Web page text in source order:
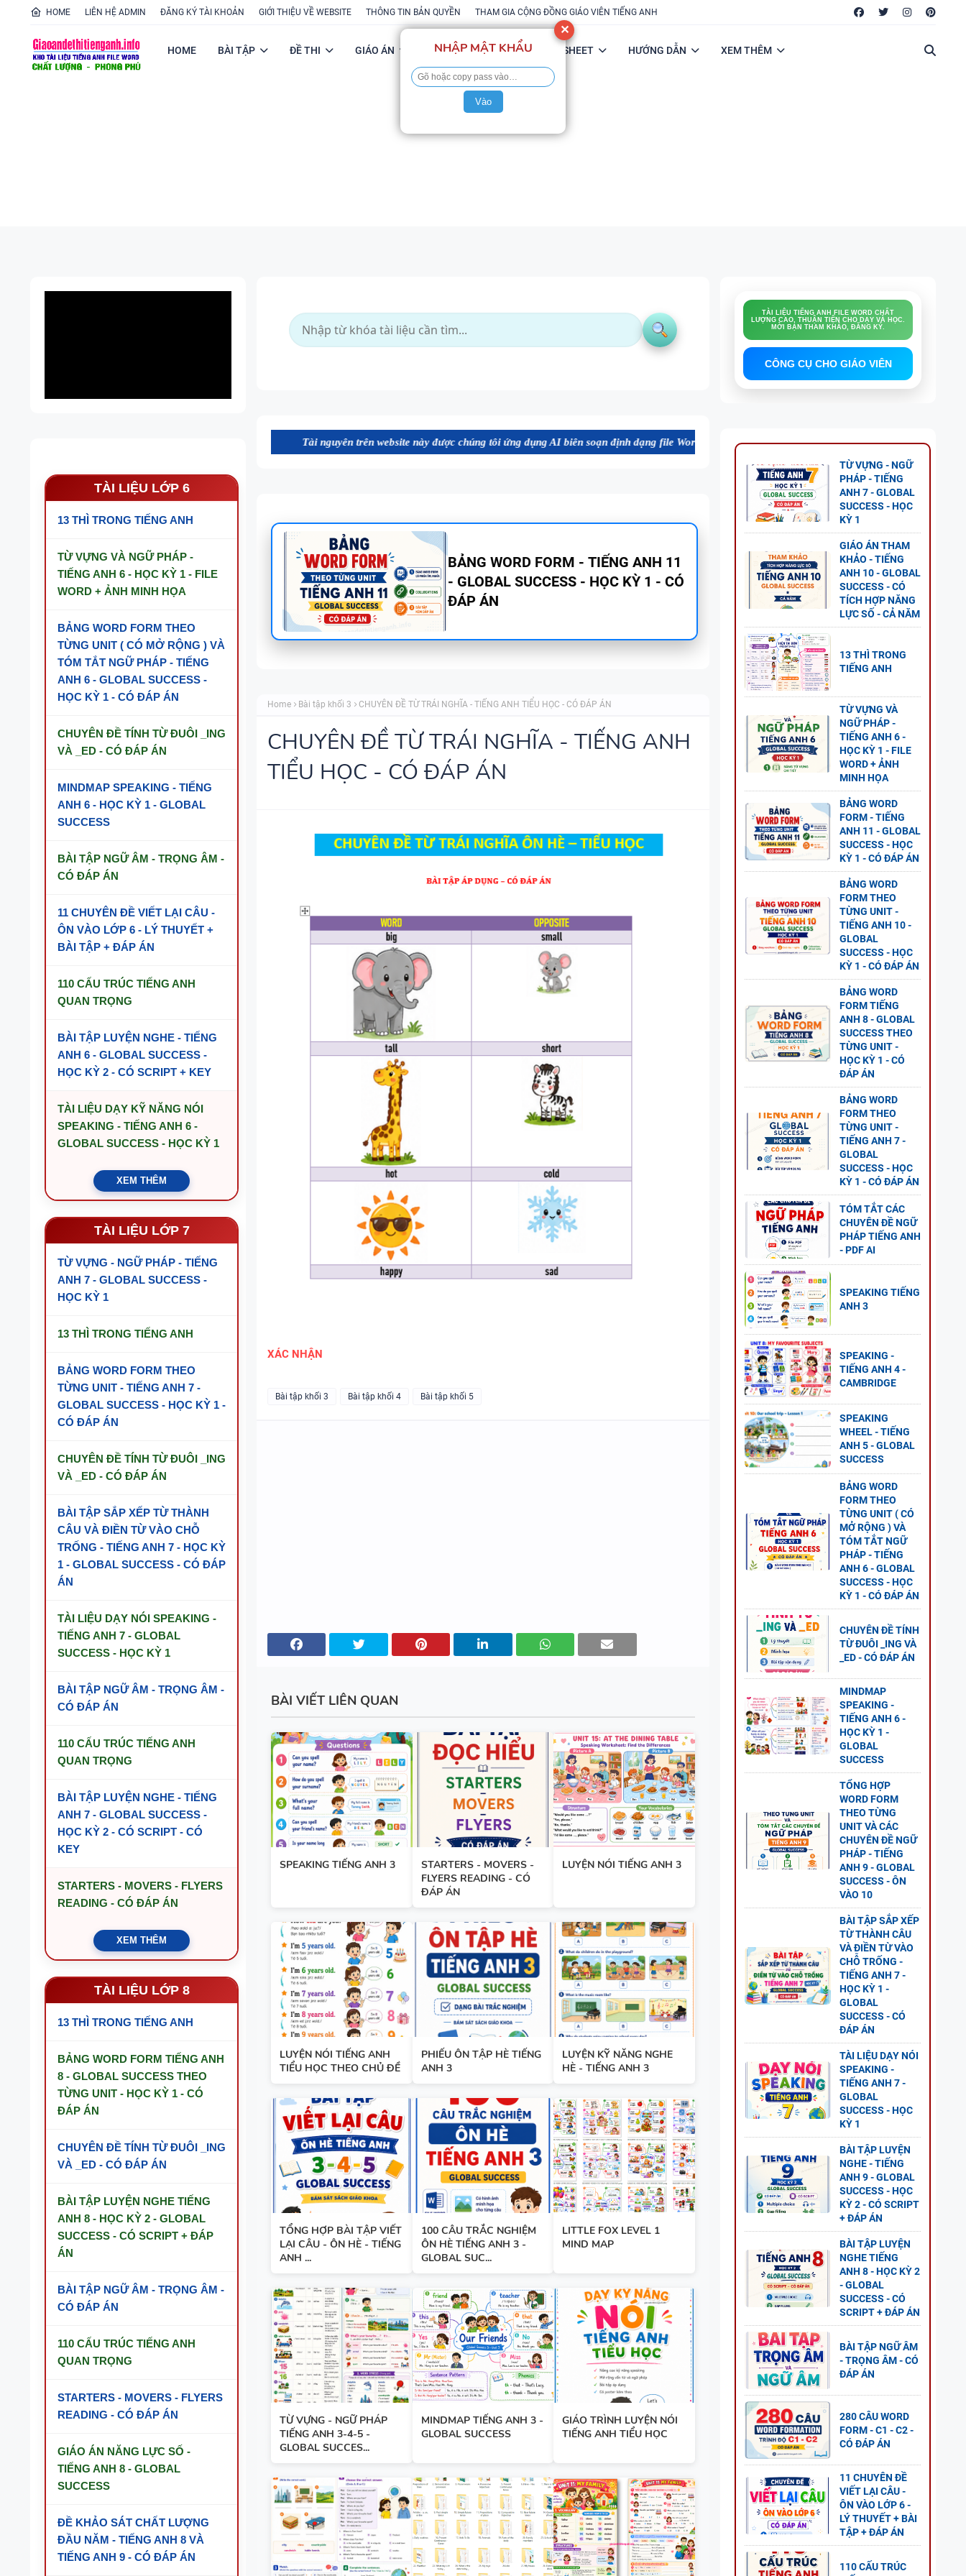
HOME LIÊN HỆ ADMIN ĐĂNG KÝ TÀI KHOẢN GIỚI THIỆU VỀ WEBSITE THÔNG TIN BẢN QUYỀN THAM GIA CỘNG ĐỒNG GIÁO VIÊN TIẾNG ANH
HOME BÀI TẬP ĐỀ THI GIÁO ÁN POWERPOINT FLASH-SHEET HƯỚNG DẪN XEM THÊM
TÀI LIỆU LỚP 6
13 THÌ TRONG TIẾNG ANH
TỪ VỰNG VÀ NGỮ PHÁP -
TIẾNG ANH 6 - HỌC KỲ 1 - FILE
WORD + ẢNH MINH HỌA
BẢNG WORD FORM THEO
TỪNG UNIT ( CÓ MỞ RỘNG ) VÀ
TÓM TẮT NGỮ PHÁP - TIẾNG
ANH 6 - GLOBAL SUCCESS -
HỌC KỲ 1 - CÓ ĐÁP ÁN
CHUYÊN ĐỀ TÍNH TỪ ĐUÔI _ING
VÀ _ED - CÓ ĐÁP ÁN
MINDMAP SPEAKING - TIẾNG
ANH 6 - HỌC KỲ 1 - GLOBAL
SUCCESS
BÀI TẬP NGỮ ÂM - TRỌNG ÂM -
CÓ ĐÁP ÁN
11 CHUYÊN ĐỀ VIẾT LẠI CÂU -
ÔN VÀO LỚP 6 - LÝ THUYẾT +
BÀI TẬP + ĐÁP ÁN
110 CẤU TRÚC TIẾNG ANH
QUAN TRỌNG
BÀI TẬP LUYỆN NGHE - TIẾNG
ANH 6 - GLOBAL SUCCESS -
HỌC KỲ 2 - CÓ SCRIPT + KEY
TÀI LIỆU DẠY KỸ NĂNG NÓI
SPEAKING - TIẾNG ANH 6 -
GLOBAL SUCCESS - HỌC KỲ 1
XEM THÊM
TÀI LIỆU LỚP 7
TỪ VỰNG - NGỮ PHÁP - TIẾNG
ANH 7 - GLOBAL SUCCESS -
HỌC KỲ 1
13 THÌ TRONG TIẾNG ANH
BẢNG WORD FORM THEO
TỪNG UNIT - TIẾNG ANH 7 -
GLOBAL SUCCESS - HỌC KỲ 1 -
CÓ ĐÁP ÁN
CHUYÊN ĐỀ TÍNH TỪ ĐUÔI _ING
VÀ _ED - CÓ ĐÁP ÁN
BÀI TẬP SẮP XẾP TỪ THÀNH
CÂU VÀ ĐIỀN TỪ VÀO CHỖ
TRỐNG - TIẾNG ANH 7 - HỌC KỲ
1 - GLOBAL SUCCESS - CÓ ĐÁP
ÁN
TÀI LIỆU DẠY NÓI SPEAKING -
TIẾNG ANH 7 - GLOBAL
SUCCESS - HỌC KỲ 1
BÀI TẬP NGỮ ÂM - TRỌNG ÂM -
CÓ ĐÁP ÁN
110 CẤU TRÚC TIẾNG ANH
QUAN TRỌNG
BÀI TẬP LUYỆN NGHE - TIẾNG
ANH 7 - GLOBAL SUCCESS -
HỌC KỲ 2 - CÓ SCRIPT - CÓ
KEY
STARTERS - MOVERS - FLYERS
READING - CÓ ĐÁP ÁN
XEM THÊM
TÀI LIỆU LỚP 8
13 THÌ TRONG TIẾNG ANH
BẢNG WORD FORM TIẾNG ANH
8 - GLOBAL SUCCESS THEO
TỪNG UNIT - HỌC KỲ 1 - CÓ
ĐÁP ÁN
CHUYÊN ĐỀ TÍNH TỪ ĐUÔI _ING
VÀ _ED - CÓ ĐÁP ÁN
BÀI TẬP LUYỆN NGHE TIẾNG
ANH 8 - HỌC KỲ 2 - GLOBAL
SUCCESS - CÓ SCRIPT + ĐÁP
ÁN
BÀI TẬP NGỮ ÂM - TRỌNG ÂM -
CÓ ĐÁP ÁN
110 CẤU TRÚC TIẾNG ANH
QUAN TRỌNG
STARTERS - MOVERS - FLYERS
READING - CÓ ĐÁP ÁN
GIÁO ÁN NĂNG LỰC SỐ -
TIẾNG ANH 8 - GLOBAL
SUCCESS
ĐỀ KHẢO SÁT CHẤT LƯỢNG
ĐẦU NĂM - TIẾNG ANH 8 VÀ
TIẾNG ANH 9 - CÓ ĐÁP ÁN
Tài nguyên trên website này được chúng tôi ứng dụng AI biên soạn định dạng file Word chất lượng cao, thuận tiện cho dạy và học tiếng Anh. Mời bạn tham
BẢNG WORD FORM THEO TỪNG
UNIT - TIẾNG ANH 10 - GLOBAL
SUCCESS - HỌC KỲ 1 - CÓ ĐÁP ÁN
GLOBAL SUCCESS THEO TỪNG UNIT
SUCCESS - HỌC KỲ 1 - CÓ ĐÁP ÁN
TÓM TẮT CÁC CHUYÊN ĐỀ NGỮ
PHÁP TIẾNG ANH - PDF AI
SPEAKING TIẾNG ANH 3
CAMBRIDGE
SPEAKING WHEEL - TIẾNG ANH 5 -
GLOBAL SUCCESS
TỪNG UNIT VÀ CÁC CHUYÊN ĐỀ
NGỮ PHÁP - TIẾNG ANH 9 - GLOBAL
SUCCESS - ÔN VÀO 10
BÀI TẬP SẮP XẾP TỪ THÀNH CÂU
VÀ ĐIỀN TỪ VÀO CHỖ TRỐNG -
TIẾNG ANH 7 - HỌC KỲ 1 - GLOBAL
SUCCESS - CÓ ĐÁP ÁN
TÀI LIỆU DẠY NÓI SPEAKING -
TIẾNG ANH 7 - GLOBAL SUCCESS -
HỌC KỲ 1
BÀI TẬP LUYỆN NGHE - TIẾNG ANH
9 - GLOBAL SUCCESS - HỌC KỲ 2 -
CÓ SCRIPT + ĐÁP ÁN
BÀI TẬP LUYỆN NGHE TIẾNG ANH 8
- HỌC KỲ 2 - GLOBAL SUCCESS - CÓ
SCRIPT + ĐÁP ÁN
TỪ VỰNG - NGỮ PHÁP - TIẾNG ANH
7 - GLOBAL SUCCESS - HỌC KỲ 1
GIÁO ÁN THAM KHẢO - TIẾNG ANH
10 - GLOBAL SUCCESS - CÓ TÍCH
HỢP NĂNG LỰC SỐ - CẢ NĂM
13 THÌ TRONG TIẾNG ANH
Home Bài tập khối 3 CHUYÊN ĐỀ TỪ TRÁI NGHĨA - TIẾNG ANH TIỂU HỌC - CÓ ĐÁP ÁN
CHUYÊN ĐỀ TỪ TRÁI NGHĨA - TIẾNG ANH
TIỂU HỌC - CÓ ĐÁP ÁN
XÁC NHẬN
Bài tập khối 3 Bài tập khối 4 Bài tập khối 5
BÀI VIẾT LIÊN QUAN
SPEAKING TIẾNG ANH 3
STARTERS - MOVERS -
FLYERS READING - CÓ
ĐÁP ÁN
LUYỆN NÓI TIẾNG ANH 3
LUYỆN NÓI TIẾNG ANH
TIỂU HỌC THEO CHỦ ĐỀ
PHIẾU ÔN TẬP HÈ TIẾNG
ANH 3
LUYỆN KỸ NĂNG NGHE
HÈ - TIẾNG ANH 3
TỔNG HỢP BÀI TẬP VIẾT
LẠI CÂU - ÔN HÈ - TIẾNG
ANH ...
100 CÂU TRẮC NGHIỆM
ÔN HÈ TIẾNG ANH 3 -
GLOBAL SUC...
LITTLE FOX LEVEL 1
MIND MAP
TỪ VỰNG - NGỮ PHÁP
TIẾNG ANH 3-4-5 -
GLOBAL SUCCES...
MINDMAP TIẾNG ANH 3 -
GLOBAL SUCCESS
GIÁO TRÌNH LUYỆN NÓI
TIẾNG ANH TIỂU HỌC
TÀI LIỆU TIẾNG ANH FILE WORD CHẤT
LƯỢNG CAO, THUẬN TIỆN CHO DẠY VÀ HỌC.
MỜI BẠN THAM KHẢO, ĐĂNG KÝ.
CÔNG CỤ CHO GIÁO VIÊN
TỪ VỰNG - NGỮ
PHÁP - TIẾNG
ANH 7 - GLOBAL
SUCCESS - HỌC
KỲ 1
GIÁO ÁN THAM
KHẢO - TIẾNG
ANH 10 - GLOBAL
SUCCESS - CÓ
TÍCH HỢP NĂNG
LỰC SỐ - CẢ NĂM
13 THÌ TRONG
TIẾNG ANH
TỪ VỰNG VÀ
NGỮ PHÁP -
TIẾNG ANH 6 -
HỌC KỲ 1 - FILE
WORD + ẢNH
MINH HỌA
BẢNG WORD
FORM - TIẾNG
ANH 11 - GLOBAL
SUCCESS - HỌC
KỲ 1 - CÓ ĐÁP ÁN
BẢNG WORD
FORM THEO
TỪNG UNIT -
TIẾNG ANH 10 -
GLOBAL
SUCCESS - HỌC
KỲ 1 - CÓ ĐÁP ÁN
BẢNG WORD
FORM TIẾNG
ANH 8 - GLOBAL
SUCCESS THEO
TỪNG UNIT -
HỌC KỲ 1 - CÓ
ĐÁP ÁN
BẢNG WORD
FORM THEO
TỪNG UNIT -
TIẾNG ANH 7 -
GLOBAL
SUCCESS - HỌC
KỲ 1 - CÓ ĐÁP ÁN
TÓM TẮT CÁC
CHUYÊN ĐỀ NGỮ
PHÁP TIẾNG ANH
- PDF AI
SPEAKING TIẾNG
ANH 3
SPEAKING -
TIẾNG ANH 4 -
CAMBRIDGE
SPEAKING
WHEEL - TIẾNG
ANH 5 - GLOBAL
SUCCESS
BẢNG WORD
FORM THEO
TỪNG UNIT ( CÓ
MỞ RỘNG ) VÀ
TÓM TẮT NGỮ
PHÁP - TIẾNG
ANH 6 - GLOBAL
SUCCESS - HỌC
KỲ 1 - CÓ ĐÁP ÁN
CHUYÊN ĐỀ TÍNH
TỪ ĐUÔI _ING VÀ
_ED - CÓ ĐÁP ÁN
MINDMAP
SPEAKING -
TIẾNG ANH 6 -
HỌC KỲ 1 -
GLOBAL
SUCCESS
TỔNG HỢP
WORD FORM
THEO TỪNG
UNIT VÀ CÁC
CHUYÊN ĐỀ NGỮ
PHÁP - TIẾNG
ANH 9 - GLOBAL
SUCCESS - ÔN
VÀO 10
BÀI TẬP SẮP XẾP
TỪ THÀNH CÂU
VÀ ĐIỀN TỪ VÀO
CHỖ TRỐNG -
TIẾNG ANH 7 -
HỌC KỲ 1 -
GLOBAL
SUCCESS - CÓ
ĐÁP ÁN
TÀI LIỆU DẠY NÓI
SPEAKING -
TIẾNG ANH 7 -
GLOBAL
SUCCESS - HỌC
KỲ 1
BÀI TẬP LUYỆN
NGHE - TIẾNG
ANH 9 - GLOBAL
SUCCESS - HỌC
KỲ 2 - CÓ SCRIPT
+ ĐÁP ÁN
BÀI TẬP LUYỆN
NGHE TIẾNG
ANH 8 - HỌC KỲ 2
- GLOBAL
SUCCESS - CÓ
SCRIPT + ĐÁP ÁN
BÀI TẬP NGỮ ÂM
- TRỌNG ÂM - CÓ
ĐÁP ÁN
280 CÂU WORD
FORM - C1 - C2 -
CÓ ĐÁP ÁN
11 CHUYÊN ĐỀ
VIẾT LẠI CÂU -
ÔN VÀO LỚP 6 -
LÝ THUYẾT + BÀI
TẬP + ĐÁP ÁN
110 CẤU TRÚC
✕
NHẬP MẬT KHẨU
Vào